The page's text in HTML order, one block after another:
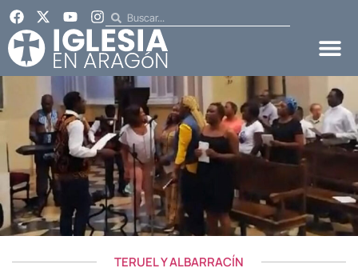
TERUEL Y ALBARRACÍN